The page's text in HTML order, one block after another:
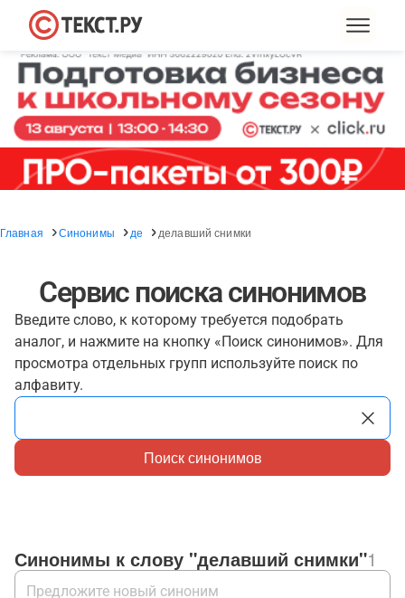
Главная Синонимы де делавший снимки
Сервис поиска синонимов
Введите слово, к которому требуется подобрать
аналог, и нажмите на кнопку «Поиск синонимов». Для
просмотра отдельных групп используйте поиск по
алфавиту.
Поиск синонимов
Синонимы к слову "делавший снимки"1